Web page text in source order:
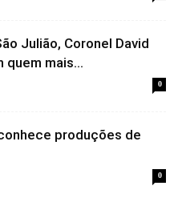
Julião, Coronel David
mais...
0
produções de
0